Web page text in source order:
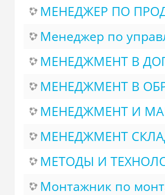
МЕНЕДЖЕР ПО
Менеджер по
МЕНЕДЖМЕНТ В
МЕНЕДЖМЕНТ В
МЕНЕДЖМЕНТ И
МЕНЕДЖМЕНТ
МЕТОДЫ И
Монтажник по